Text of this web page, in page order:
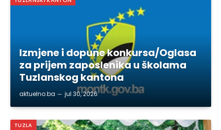
Izmjene i dopune konkursa/Oglasa
za prijem zaposlenika u školama
Tuzlanskog kantona
aktuelno.ba jul 30, 2026
TUZLA